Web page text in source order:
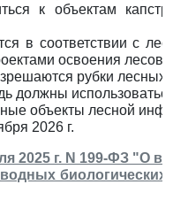
к объектам
в соответствии с
освоения лесов.
рубки
должны
объекты лесной
2026 г.
2025 г. N 199-ФЗ "О